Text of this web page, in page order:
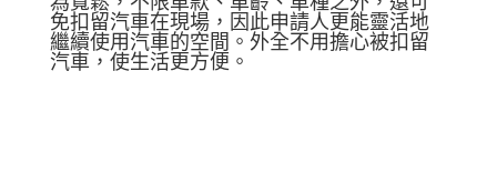
免扣留汽車在現場，因此申請人更能靈活地
繼續使用汽車的空間。外全不用擔心被扣留
汽車，使生活更方便。